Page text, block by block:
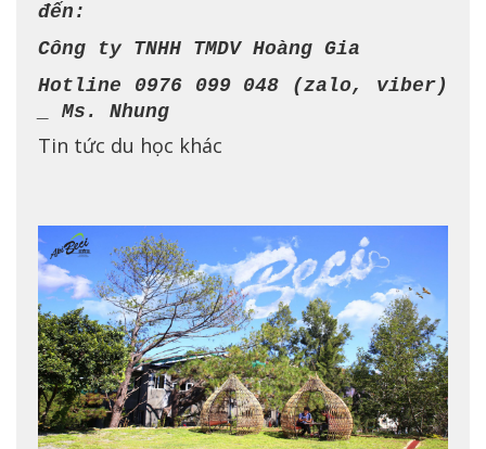
đến:
Công ty TNHH TMDV Hoàng Gia
Hotline 0976 099 048 (zalo, viber)
_ Ms. Nhung
Tin tức du học khác